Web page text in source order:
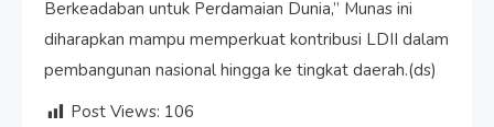
Berkeadaban untuk Perdamaian Dunia,” Munas ini
diharapkan mampu memperkuat kontribusi LDII dalam
pembangunan nasional hingga ke tingkat daerah.(ds)
Post Views: 106